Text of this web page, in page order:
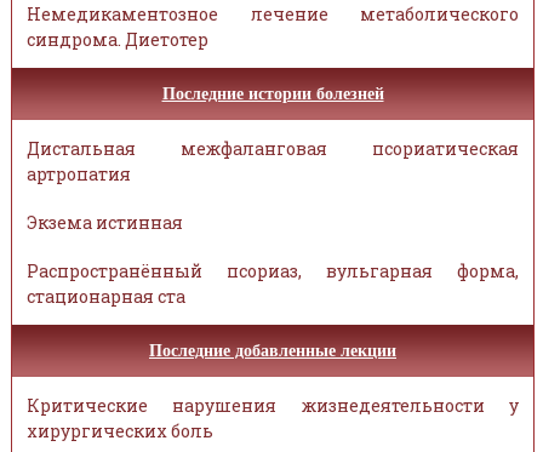
Немедикаментозное лечение метаболического
синдрома. Диетотер
Последние истории болезней
Дистальная межфаланговая псориатическая
артропатия
Экзема истинная
Распространённый псориаз, вульгарная форма,
стационарная ста
Последние добавленные лекции
Критические нарушения жизнедеятельности у
хирургических боль